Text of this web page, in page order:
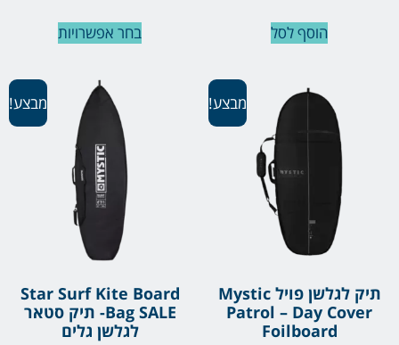
הוסף לסל בחר אפשרויות
מבצע!
תיק לגלשן פויל Mystic
Patrol – Day Cover
Foilboard
מבצע!
Star Surf Kite Board
Bag SALE- תיק סטאר
לגלשן גלים